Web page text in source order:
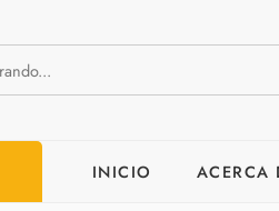
INICIO ACERCA